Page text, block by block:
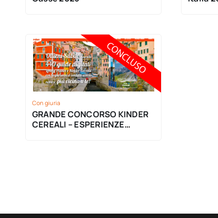
Con giuria
GRANDE CONCORSO KINDER
CEREALI – ESPERIENZE